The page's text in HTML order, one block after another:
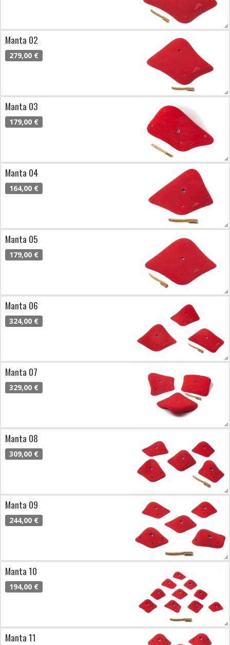
Manta 02
279,00 €
Manta 03
179,00 €
Manta 04
164,00 €
Manta 05
179,00 €
Manta 06
324,00 €
Manta 07
329,00 €
Manta 08
309,00 €
Manta 09
244,00 €
Manta 10
194,00 €
Manta 11